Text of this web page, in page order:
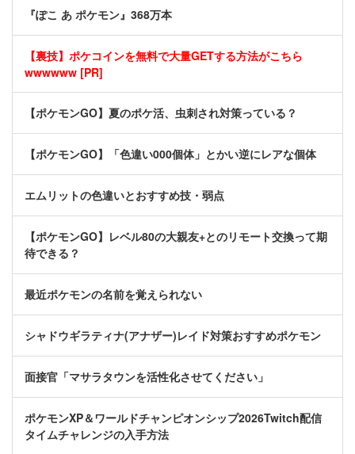
『ぽこ あ ポケモン』368万本
【裏技】ポケコインを無料で大量GETする方法がこちら
wwwwww [PR]
【ポケモンGO】夏のポケ活、虫刺され対策っている？
【ポケモンGO】「色違い000個体」とかい逆にレアな個体
エムリットの色違いとおすすめ技・弱点
【ポケモンGO】レベル80の大親友+とのリモート交換って期
待できる？
最近ポケモンの名前を覚えられない
シャドウギラティナ(アナザー)レイド対策おすすめポケモン
面接官「マサラタウンを活性化させてください」
ポケモンXP＆ワールドチャンピオンシップ2026Twitch配信
タイムチャレンジの入手方法